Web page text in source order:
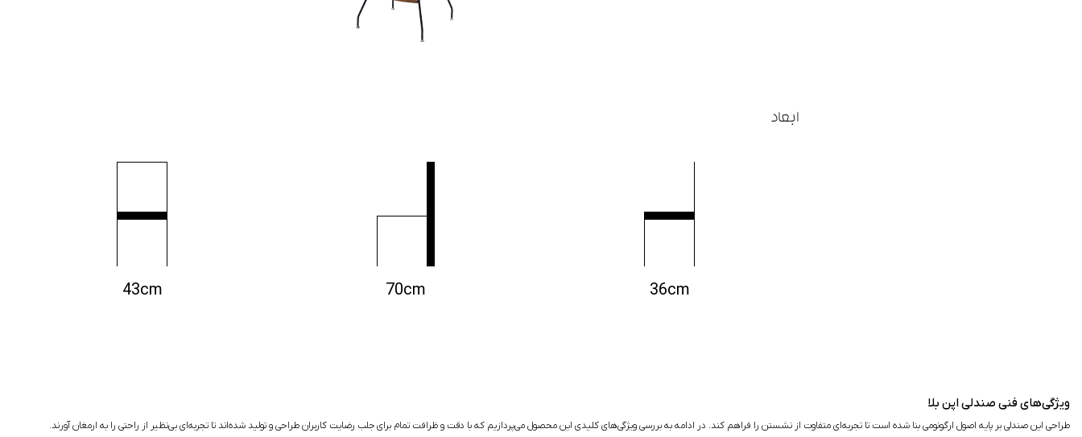
ابعاد
36cm
70cm
43cm
ویژگی‌های فنی صندلی اپن بلا
طراحی این صندلی بر پایه اصول ارگونومی بنا شده است تا تجربه‌ای متفاوت از نشستن را فراهم کند. در ادامه به بررسی ویژگی‌های کلیدی این محصول می‌پردازیم که با دقت و ظرافت تمام برای جلب رضایت کاربران طراحی و تولید شده‌اند تا تجربه‌ای بی‌نظیر از راحتی را به ارمغان آورند.